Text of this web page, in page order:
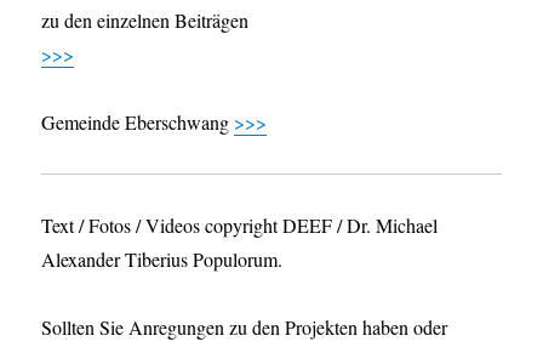
zu den einzelnen Beiträgen
>>>
Gemeinde Eberschwang >>>
Text / Fotos / Videos copyright DEEF / Dr. Michael
Alexander Tiberius Populorum.
Sollten Sie Anregungen zu den Projekten haben oder